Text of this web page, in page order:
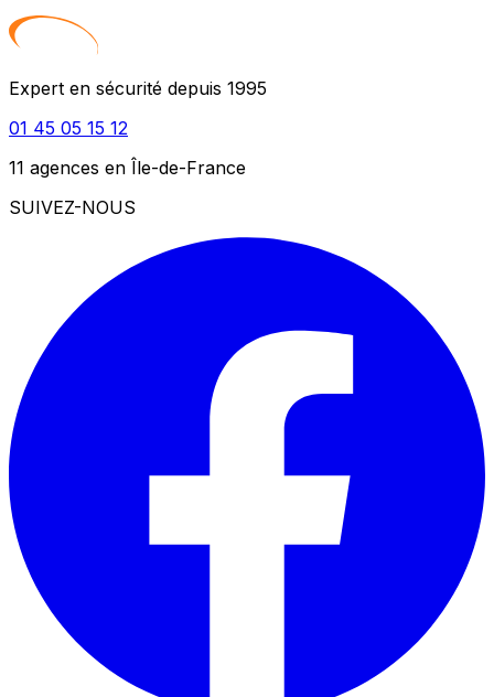
Expert en sécurité depuis 1995
01 45 05 15 12
11 agences en Île-de-France
SUIVEZ-NOUS